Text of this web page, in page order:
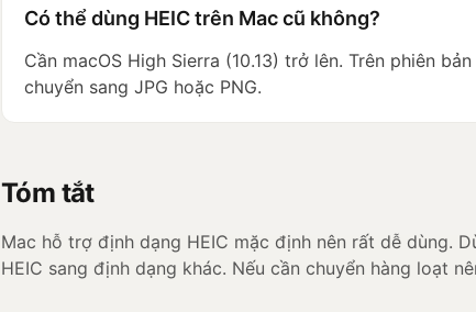
Có thể dùng HEIC trên Mac cũ không?
Cần macOS High Sierra (10.13) trở lên. Trên phiên
chuyển sang JPG hoặc PNG.
Tóm tắt
Mac hỗ trợ định dạng HEIC mặc định nên rất dễ dùng.
HEIC sang định dạng khác. Nếu cần chuyển hàng loạt